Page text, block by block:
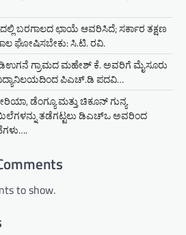
ಬರಗಾಲದ ಛಾಯೆ ಆವರಿಸಿದೆ; ಸರ್ಕಾರ ತಕ್ಷಣ
ಘೋಷಿಸಬೇಕು: ಸಿ.ಟಿ. ರವಿ.
ಗ್ರಾಮದ ಮಹೇಶ್ ಕೆ. ಅವರಿಗೆ ಮೈಸೂರು
ಪಿಎಚ್.ಡಿ ಪದವಿ…
ಡೆಂಗ್ಯೂ ಮತ್ತು ಚಿಕೂನ್ ಗುನ್ಯ
ತಡೆಗಟ್ಟಲು ಡಿಎಚ್‌ಒ ಅವರಿಂದ
to show.